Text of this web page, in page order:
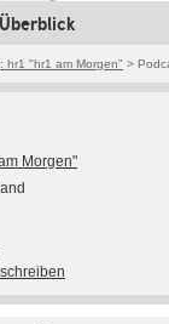
hr1 "hr1 am Morgen" >
Morgen"